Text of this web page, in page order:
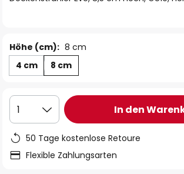
Höhe (cm): 8 cm
4 cm
8 cm
1 In den
50 Tage kostenlose Retoure
Flexible Zahlungsarten